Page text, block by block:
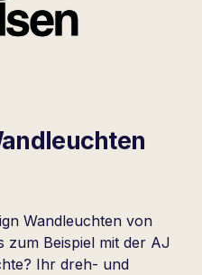
Wandleuchten von
zum Beispiel mit der AJ
Ihr dreh- und